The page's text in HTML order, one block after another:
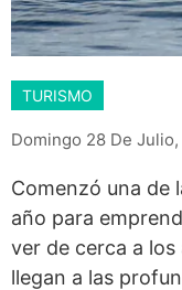
TURISMO
Domingo 28 De Julio,
Comenzó una de
año para
ver de cerca a los
llegan a las